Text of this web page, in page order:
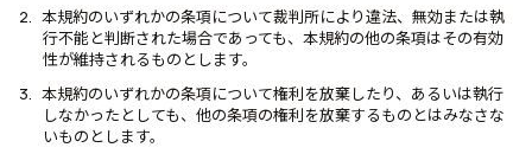
本規約のいずれかの条項について裁判所により違法、無効または執
行不能と判断された場合であっても、本規約の他の条項はその有効
性が維持されるものとします。
本規約のいずれかの条項について権利を放棄したり、あるいは執行
しなかったとしても、他の条項の権利を放棄するものとはみなさな
いものとします。